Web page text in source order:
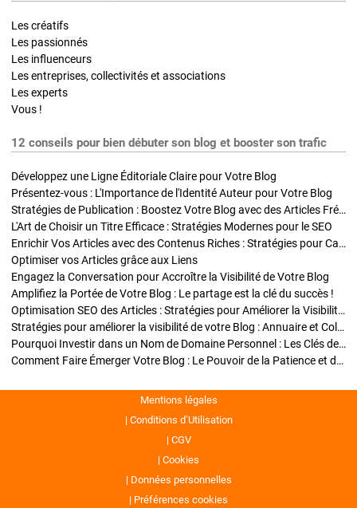
Les créatifs
Les passionnés
Les influenceurs
Les entreprises, collectivités et associations
Les experts
Vous !
12 conseils pour bien débuter son blog et booster son trafic
Développez une Ligne Éditoriale Claire pour Votre Blog
Présentez-vous : L'Importance de l'Identité Auteur pour Votre Blog
Stratégies de Publication : Boostez Votre Blog avec des Articles Fréquents et Exclusifs
L'Art de Choisir un Titre Efficace : Stratégies Modernes pour le SEO
Enrichir Vos Articles avec des Contenus Riches : Stratégies pour Captiver et Optimiser
Optimiser vos Articles grâce aux Liens
Engagez la Conversation pour Accroître la Visibilité de Votre Blog
Amplifiez la Portée de Votre Blog : Le partage est la clé du succès !
Optimisation SEO des Articles : Stratégies pour Améliorer la Visibilité de Votre Blog
Stratégies pour améliorer la visibilité de votre Blog : Annuaire et Collaborations
Pourquoi Investir dans un Nom de Domaine Personnel : Les Clés de la Réussite de Votre Blog
Comment Faire Émerger Votre Blog : Le Pouvoir de la Patience et de la Persévérance
Mentions légales
Conditions d’Utilisation
CGV
Cookies
Données personnelles
Préférences cookies